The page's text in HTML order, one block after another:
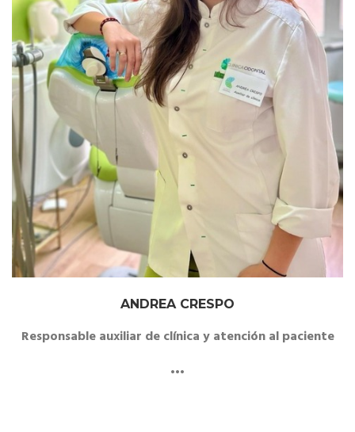
ANDREA CRESPO
Responsable auxiliar de clínica y atención al paciente
•••